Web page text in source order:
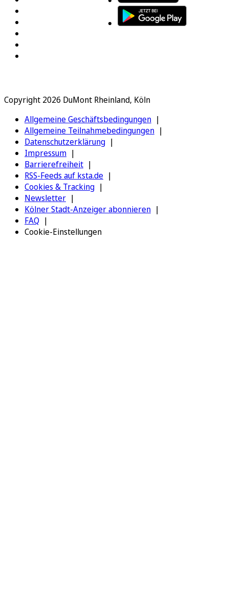
Copyright 2026 DuMont Rheinland, Köln
Allgemeine Geschäftsbedingungen
Allgemeine Teilnahmebedingungen
Datenschutzerklärung
Impressum
Barrierefreiheit
RSS-Feeds auf ksta.de
Cookies & Tracking
Newsletter
Kölner Stadt-Anzeiger abonnieren
FAQ
Cookie-Einstellungen